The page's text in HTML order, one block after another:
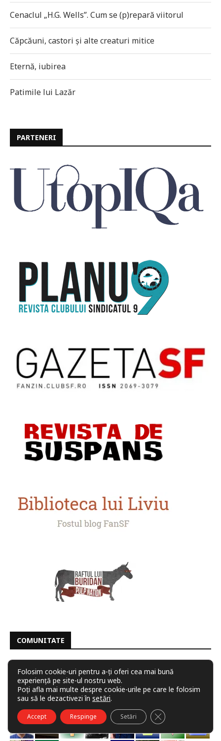
Cenaclul „H.G. Wells”. Cum se (p)repară viitorul
Căpcăuni, castori și alte creaturi mitice
Eternă, iubirea
Patimile lui Lazăr
PARTENERI
COMUNITATE
Folosim cookie-uri pentru a-ți oferi cea mai bună
experiență pe site-ul nostru web.
Poți afla mai multe despre cookie-urile pe care le folosim
sau să le dezactivezi în setări.
Accept Respinge Setări CLOSE GDPR